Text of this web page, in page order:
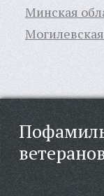
Минская